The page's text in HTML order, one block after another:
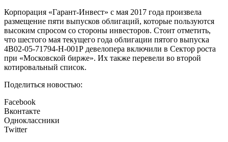
Корпорация «Гарант-Инвест» с мая 2017 года произвела
размещение пяти выпусков облигаций, которые пользуются
высоким спросом со стороны инвесторов. Стоит отметить,
что шестого мая текущего года облигации пятого выпуска
4В02-05-71794-Н-001Р девелопера включили в Сектор роста
при «Московской бирже». Их также перевели во второй
котировальный список.
Поделиться новостью:
Facebook
Вконтакте
Одноклассники
Twitter